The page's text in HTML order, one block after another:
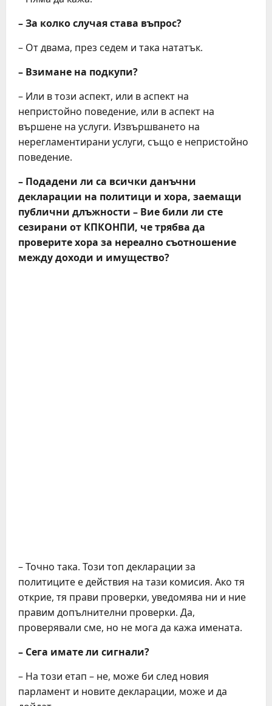
– За колко случая става въпрос?
– От двама, през седем и така нататък.
– Взимане на подкупи?
– Или в този аспект, или в аспект на
непристойно поведение, или в аспект на
вършене на услуги. Извършването на
нерегламентирани услуги, също е непристойно
поведение.
– Подадени ли са всички данъчни
декларации на политици и хора, заемащи
публични длъжности – Вие били ли сте
сезирани от КПКОНПИ, че трябва да
проверите хора за нереално съотношение
между доходи и имущество?
– Точно така. Този топ декларации за
политиците е действия на тази комисия. Ако тя
открие, тя прави проверки, уведомява ни и ние
правим допълнителни проверки. Да,
проверявали сме, но не мога да кажа имената.
– Сега имате ли сигнали?
– На този етап – не, може би след новия
парламент и новите декларации, може и да